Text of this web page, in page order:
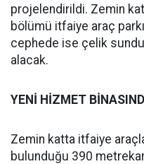
projelendirildi. Zemin
bölümü itfaiye araç
cephede ise çelik
alacak.
YENİ HİZMET
Zemin katta itfaiye
bulunduğu 390